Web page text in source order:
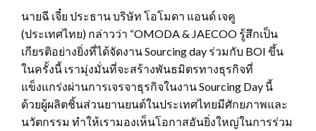
นายฉี เจี๋ย ประธาน บริษัท โอโมดา แอนด์ เจคู
(ประเทศไทย) กล่าวว่า “OMODA & JAECOO รู้สึกเป็น
เกียรติอย่างยิ่งที่ได้จัดงาน Sourcing day ร่วมกับ BOI ขึ้น
ในครั้งนี้ เรามุ่งมั่นที่จะสร้างพันธมิตรทางธุรกิจที่
แข็งแกร่งผ่านการเจรจาธุรกิจในงาน Sourcing Day นี้
ด้วยผู้ผลิตชิ้นส่วนยานยนต์ในประเทศไทยมีศักยภาพและ
นวัตกรรม ทำให้เรามองเห็นโอกาสอันยิ่งใหญ่ในการร่วม